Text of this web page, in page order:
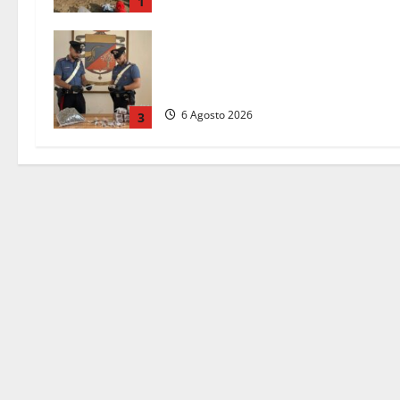
3 6 Agosto 2026